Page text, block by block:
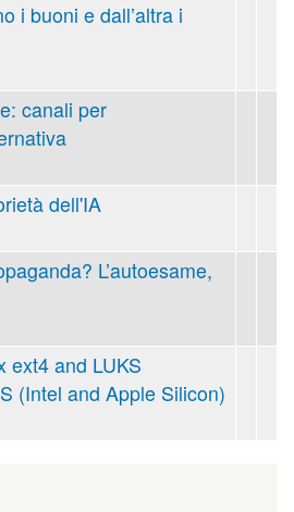
i buoni e dall’altra i
canali per
dell'IA
L’autoesame,
ext4 and LUKS
(Intel and Apple Silicon)